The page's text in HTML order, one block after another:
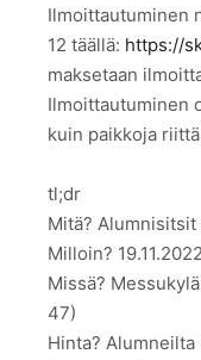
Ilmoittautuminen
12 täällä: https://
maksetaan
Ilmoittautuminen
kuin paikkoja
tl;dr
Mitä?
Milloin?
Missä?
47)
Hinta?